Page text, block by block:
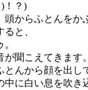
！？)
からふとんをか
と、
聞こえてきます。
んから顔を出し
に白い息を吹き